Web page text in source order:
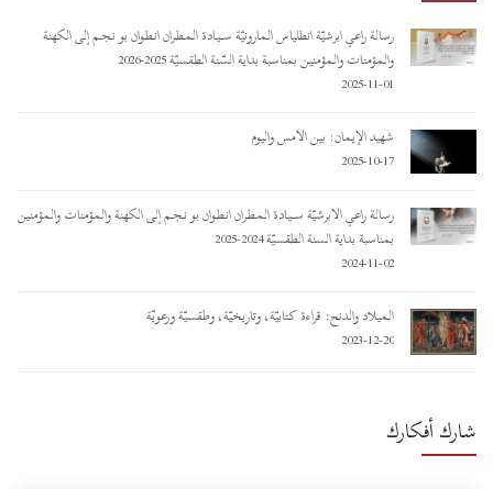
رسالة راعي أبرشيّة أنطلياس المارونيّة ســـيـادة المـطـران أنـطـوان بو نـجـم إلى الكهنة
والمؤمنات والمؤمنين بمناسبة بداية السّنة الطقسيّة 2025-2026
2025-11-01
شهيد الإيمان: بين الأمس واليوم
2025-10-17
رسالة راعي الأبرشيّة ســـيـادة المـطـران أنـطـوان بو نـجـم إلى الكهنة والمؤمنات والمؤمنين
بمناسبة بداية السنة الطقسيّة 2024-2025
2024-11-02
الميلاد والدنح: قراءة كتابيّة، وتاريخيّة، وطقسيّة ورعويّة
2023-12-20
شارك أفكارك